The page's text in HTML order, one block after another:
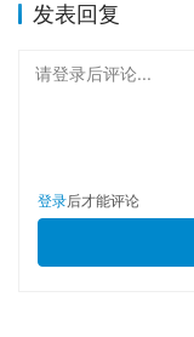
满艺术气息的小店
心，就这样坐着，
傍晚，那才是束河
着夕阳的余晖洒满
发表回复
请登录后评论...
登录后才能评论